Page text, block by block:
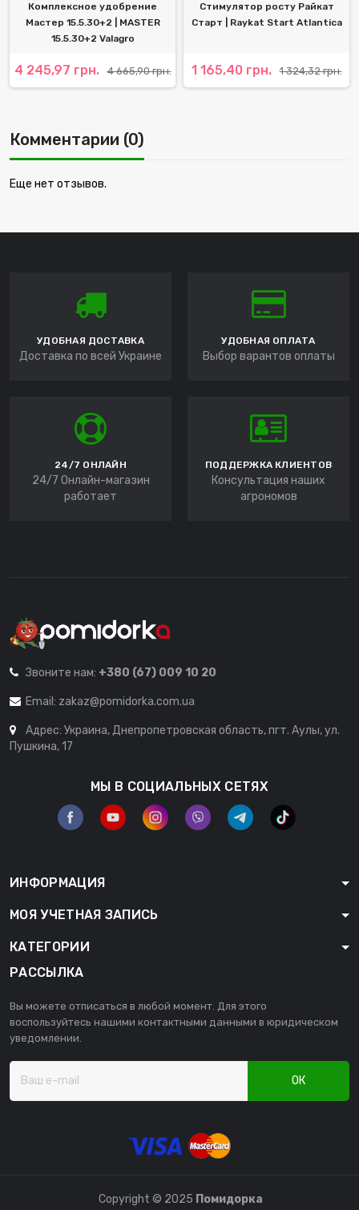
Комплексное удобрение
Мастер 15.5.30+2 | MASTER
15.5.30+2 Valagro
4 245,97 грн. 4 665,90 грн.
Стимулятор росту Райкат
Старт | Raykat Start Atlantica
1 165,40 грн. 1 324,32 грн.
Комментарии (0)
Еще нет отзывов.
УДОБНАЯ ДОСТАВКА
Доставка по всей Украине
УДОБНАЯ ОПЛАТА
Выбор варантов оплаты
24/7 ОНЛАЙН
24/7 Онлайн-магазин
работает
ПОДДЕРЖКА КЛИЕНТОВ
Консультация наших
агрономов
Звоните нам: +380 (67) 009 10 20
Email: zakaz@pomidorka.com.ua
Адрес: Украина, Днепропетровская область, пгт. Аулы, ул.
Пушкина, 17
МЫ В СОЦИАЛЬНЫХ СЕТЯХ
ИНФОРМАЦИЯ
МОЯ УЧЕТНАЯ ЗАПИСЬ
КАТЕГОРИИ
РАССЫЛКА
Вы можете отписаться в любой момент. Для этого
воспользуйтесь нашими контактными данными в юридическом
уведомлении.
ОК
Copyright © 2025 Помидорка